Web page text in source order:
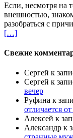
Если, несмотря на
внешностью,
разобраться с
[…]
Свежие
Сергей к
Сергей к
вечер
Руфина к
отличается
Алексей к
Александр к